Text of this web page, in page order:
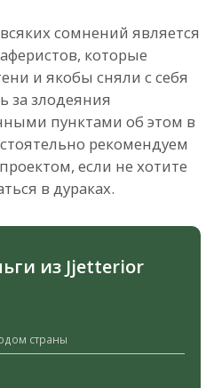
сомнений является
которые
и якобы сняли с себя
за злодеяния
пунктами об этом в
рекомендуем
если не хотите
в дураках.
из Jjetterior